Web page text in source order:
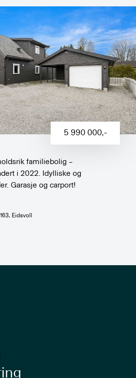
5 990 000,-
familiebolig –
i 2022. Idylliske og
Garasje og carport!
, Eidsvoll